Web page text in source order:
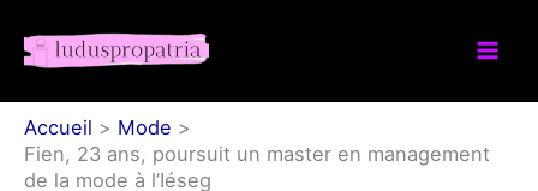
Accueil
Mode
Fien, 23 ans, poursuit un master en management
de la mode à l’Iéseg